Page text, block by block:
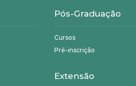
Pós-Graduação
Cursos
Pré-inscrição
Extensão